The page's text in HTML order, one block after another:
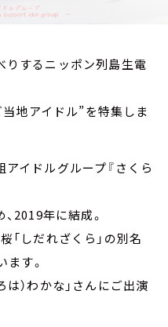
りするニッポン列島生電
地アイドル”を特集しま
イドルグループ『さくら
2019年に結成。
「しだれざくら」の別名
ます。
は）わかな」さんにご出演